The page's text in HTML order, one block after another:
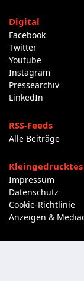
Digital
Facebook
Twitter
Youtube
Instagram
Pressearchiv
LinkedIn
RSS-Feeds
Alle Beiträge
Kleingedrucktes
Impressum
Datenschutz
Cookie-Richtlinie
Anzeigen &